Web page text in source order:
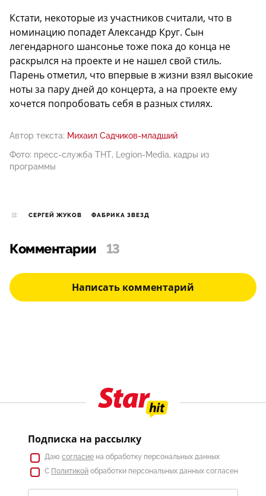
Кстати, некоторые из участников считали, что в
номинацию попадет Александр Круг. Сын
легендарного шансонье тоже пока до конца не
раскрылся на проекте и не нашел свой стиль.
Парень отметил, что впервые в жизни взял высокие
ноты за пару дней до концерта, а на проекте ему
хочется попробовать себя в разных стилях.
Автор текста: Михаил Садчиков-младший
Фото: пресс-служба ТНТ, Legion-Media, кадры из
программы
СЕРГЕЙ ЖУКОВ ФАБРИКА ЗВЕЗД
Комментарии 13
Написать комментарий
Подписка на рассылку
Даю согласие на обработку персональных данных
С Политикой обработки персональных данных согласен